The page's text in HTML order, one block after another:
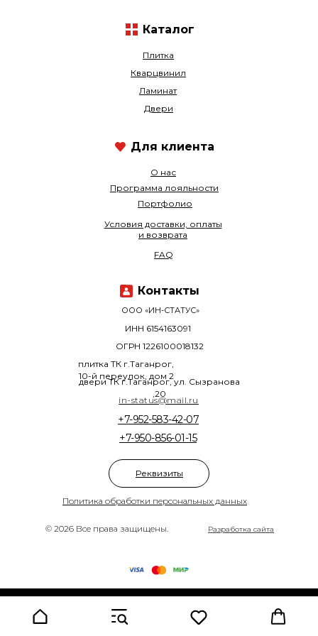
© 2026 Все права защищены.
Политика обработки персональных данных
Плитка
Кварцвинил
+7-950-856-01-15
+7-952-583-42-07
О нас
Ламинат
Программа лояльности
Двери
Портфолио
ООО «ИН-СТАТУС»
плитка ТК г.Таганрог,
10-й переулок, дом 2
двери ТК г.Таганрог, ул. Сызранова
,20
ОГРН 1226100018132
ИНН 6154163091
Разработка сайта
Условия доставки, оплаты
и возврата
FAQ
Каталог
in-status@mail.ru
Контакты
Для клиента
Реквизиты
Made on Tilda